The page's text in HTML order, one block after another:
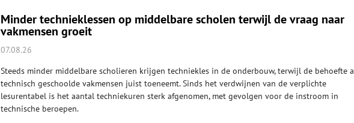
Minder technieklessen op middelbare scholen terwijl de vraag naar
vakmensen groeit
07.08.26
Steeds minder middelbare scholieren krijgen techniekles in de onderbouw, terwijl de behoefte
technisch geschoolde vakmensen juist toeneemt. Sinds het verdwijnen van de verplichte
lesurentabel is het aantal techniekuren sterk afgenomen, met gevolgen voor de instroom in
technische beroepen.